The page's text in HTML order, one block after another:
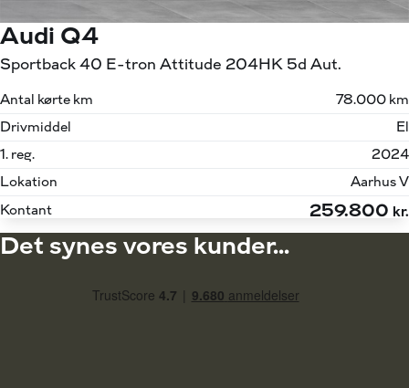
Audi Q4
Sportback 40 E-tron Attitude 204HK 5d Aut.
Antal kørte km
78.000 km
Drivmiddel
El
1. reg.
2024
Lokation
Aarhus V
Kontant
259.800 kr.
Det synes vores kunder...